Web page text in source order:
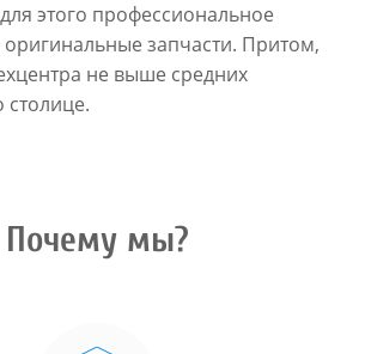
этого профессиональное
запчасти. Притом,
не выше средних
Почему мы?